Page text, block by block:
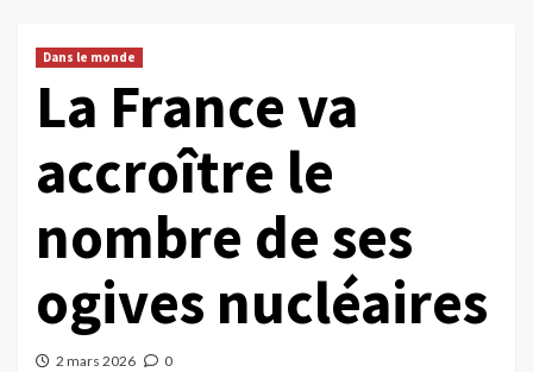
Dans le monde
La France va
accroître le
nombre de ses
ogives nucléaires
2 mars 2026 0